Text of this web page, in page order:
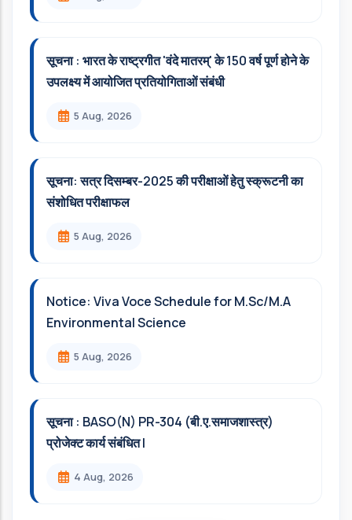
सूचना : भारत के राष्ट्रगीत 'वंदे मातरम्' के 150 वर्ष पूर्ण होने के
उपलक्ष्य में आयोजित प्रतियोगिताओं संबंधी
5 Aug, 2026
सूचना: सत्र दिसम्‍बर-2025 की परीक्षाओं हेतु स्क्रूटनी का
संशोधित परीक्षाफल
5 Aug, 2026
Notice: Viva Voce Schedule for M.Sc/M.A
Environmental Science
5 Aug, 2026
सूचना : BASO(N) PR-304 (बी.ए.समाजशास्त्र)
प्रोजेक्ट कार्य संबंधित l
4 Aug, 2026